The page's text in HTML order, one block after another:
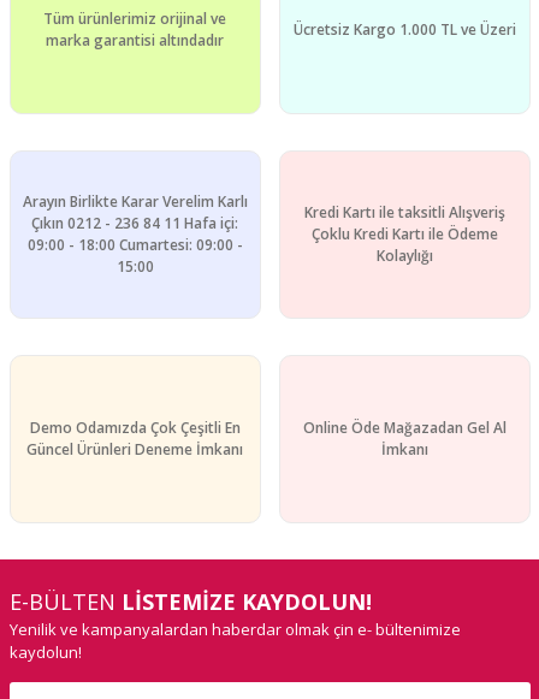
Ürün bilgilerinde hatalar bulunuyor.
Tüm ürünlerimiz orijinal ve
marka garantisi altındadır
Ücretsiz Kargo 1.000 TL ve Üzeri
Arayın Birlikte Karar Verelim Karlı
Çıkın 0212 - 236 84 11 Hafa içi:
09:00 - 18:00 Cumartesi: 09:00 -
15:00
Kredi Kartı ile taksitli Alışveriş
Çoklu Kredi Kartı ile Ödeme
Kolaylığı
Demo Odamızda Çok Çeşitli En
Güncel Ürünleri Deneme İmkanı
Online Öde Mağazadan Gel Al
İmkanı
E-BÜLTEN LİSTEMİZE KAYDOLUN!
Yenilik ve kampanyalardan haberdar olmak çin e- bültenimize
kaydolun!